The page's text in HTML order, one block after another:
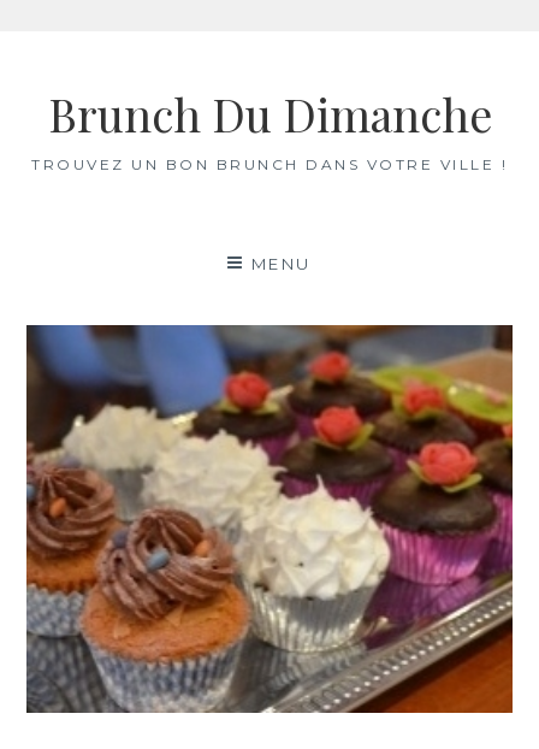
contentBrunch Du Dimanche
TROUVEZ UN BON BRUNCH DANS VOTRE VILLE !
MENU